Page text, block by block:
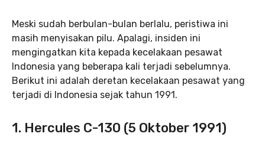
Meski sudah berbulan-bulan berlalu, peristiwa ini
masih menyisakan pilu. Apalagi, insiden ini
mengingatkan kita kepada kecelakaan pesawat
Indonesia yang beberapa kali terjadi sebelumnya.
Berikut ini adalah deretan kecelakaan pesawat yang
terjadi di Indonesia sejak tahun 1991.
1. Hercules C-130 (5 Oktober 1991)